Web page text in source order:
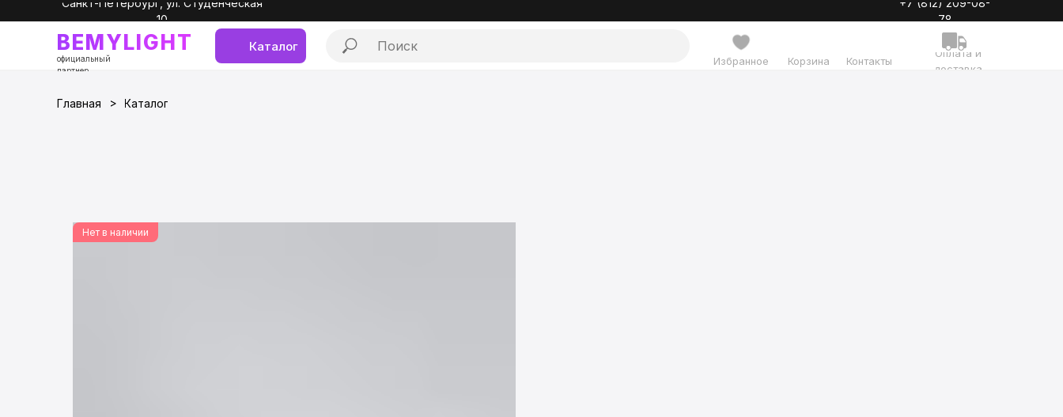
официальный
партнер
Оплата и
доставка
Контакты
Избранное
Каталог
BEMYLIGHT
Корзина
+7 (812) 209-08-
78
Санкт-Петербург, ул. Студенческая
10
Каталог
Главная >